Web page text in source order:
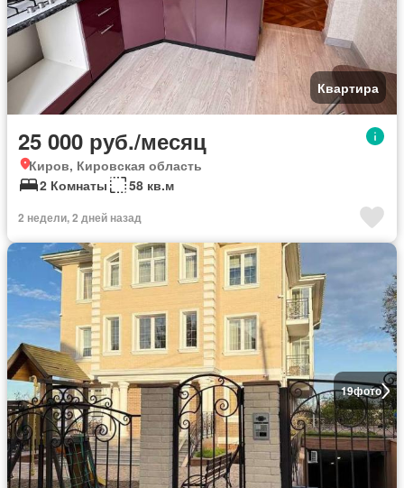
Квартира
25 000 руб./месяц
Киров, Кировская область
2 Комнаты
58 кв.м
2 недели, 2 дней назад
19фото